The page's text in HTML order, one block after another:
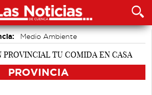
Medio Ambiente
PROVINCIA